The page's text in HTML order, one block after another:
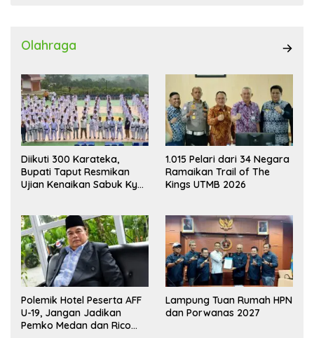
Olahraga
Diikuti 300 Karateka,
Bupati Taput Resmikan
Ujian Kenaikan Sabuk Kyu
1.015 Pelari dari 34 Negara
Ramaikan Trail of The
Kings UTMB 2026
Polemik Hotel Peserta AFF
U-19, Jangan Jadikan
Pemko Medan dan Rico
Lampung Tuan Rumah HPN
dan Porwanas 2027